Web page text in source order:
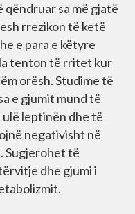
sa më gjatë
rrezikon të ketë
e para e këtyre
tenton të rritet kur
orësh. Studime të
e gjumit mund të
ulë leptinën dhe të
negativisht në
Sugjerohet të
dhe gjumi i